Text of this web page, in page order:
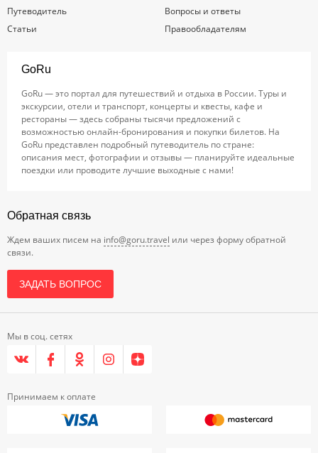
Путеводитель
Статьи
Вопросы и ответы
Правообладателям
GoRu
GoRu — это портал для путешествий и отдыха в России. Туры и
экскурсии, отели и транспорт, концерты и квесты, кафе и
рестораны — здесь собраны тысячи предложений с
возможностью онлайн-бронирования и покупки билетов. На
GoRu представлен подробный путеводитель по стране:
описания мест, фотографии и отзывы — планируйте идеальные
поездки или проводите лучшие выходные с нами!
Обратная связь
Ждем ваших писем на info@goru.travel или через форму обратной
связи.
ЗАДАТЬ ВОПРОС
Мы в соц. сетях
Принимаем к оплате